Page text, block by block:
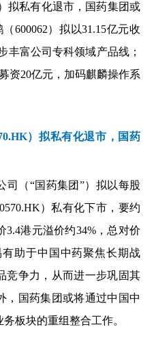
拟私有化退市，国药集团或
600062）拟以31.15亿元收
丰富公司专科领域产品线；
资20亿元，加码麒麟操作系
）拟私有化退市，国药
司（“国药集团”）拟以每股
）私有化下市，要约
港元溢价约34%，总对价
助于中国中药聚焦长期战
竞争力，从而进一步巩固其
，国药集团或将通过中国中
板块的重组整合工作。